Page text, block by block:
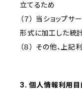
立てるため
（７） 当ショップ
形式に加工した統
（８） その他、上
3. 個人情報利用目